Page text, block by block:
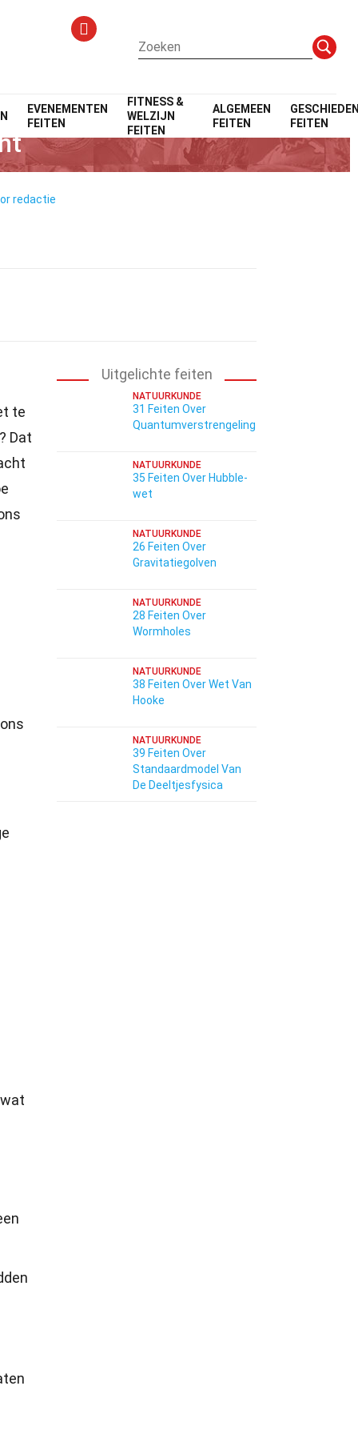
EVENEMENTEN
FEITEN
FITNESS &
WELZIJN
FEITEN
ALGEMEEN
FEITEN
FEITEN
redactie
te
Dat
Uitgelichte feiten
NATUURKUNDE
31 Feiten Over
Quantumverstrengeling
NATUURKUNDE
35 Feiten Over Hubble-
wet
NATUURKUNDE
26 Feiten Over
Gravitatiegolven
NATUURKUNDE
28 Feiten Over
Wormholes
NATUURKUNDE
38 Feiten Over Wet Van
Hooke
NATUURKUNDE
39 Feiten Over
Standaardmodel Van
De Deeltjesfysica